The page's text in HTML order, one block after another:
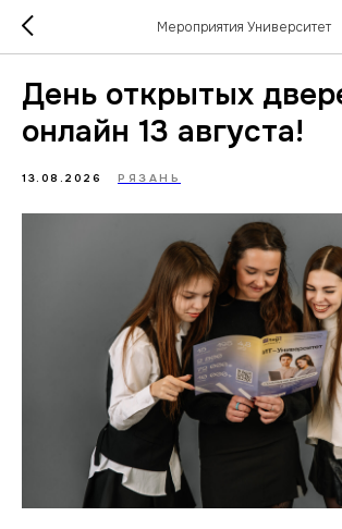
Мероприятия Университет
День открытых
онлайн 13 августа!
13.08.2026 РЯЗАНЬ